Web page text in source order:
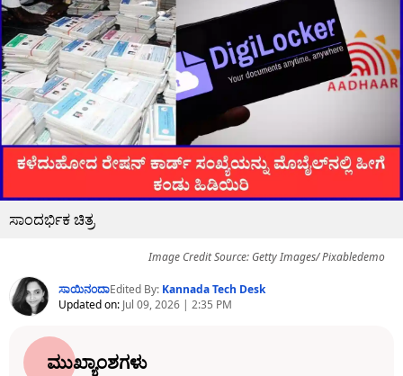
ಸಾಂದರ್ಭಿಕ ಚಿತ್ರ
Image Credit Source: Getty Images/ Pixabledemo
ಸಾಯಿನಂದಾEdited By: Kannada Tech Desk
Updated on: Jul 09, 2026 | 2:35 PM
ಮುಖ್ಯಾಂಶಗಳು